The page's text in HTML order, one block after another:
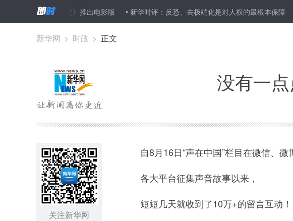
黑战记》推出电影版 新华时评：反恐、去极端化是对人权的最根本保障 袁永康：用
新华网 > 时政 > 正文
没有一
关注新华网
自8月16日“声在中国”栏目在微信、微
各大平台征集声音故事以来，
短短几天就收到了10万+的留言互动！